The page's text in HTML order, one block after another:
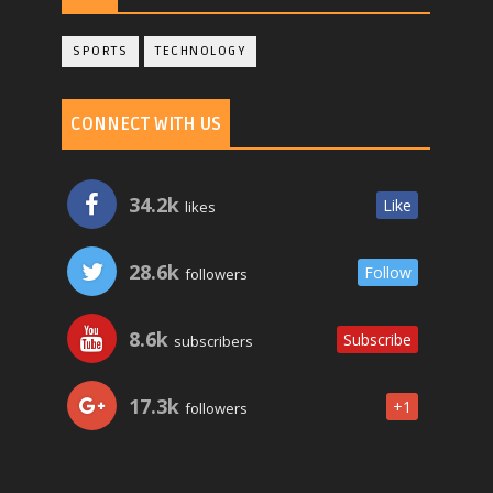
SPORTS TECHNOLOGY
CONNECT WITH US
34.2k likes Like
28.6k followers Follow
8.6k subscribers Subscribe
17.3k followers +1